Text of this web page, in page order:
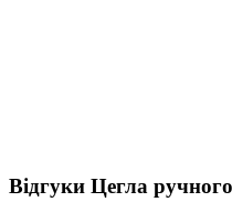
Відгуки Цегла